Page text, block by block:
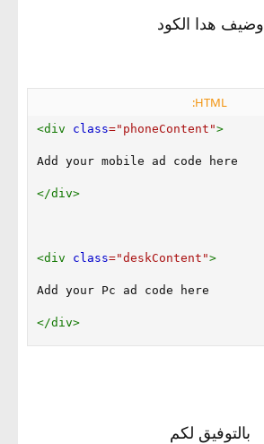
وضيف هدا الكود
HTML:
<div class=" phoneContent ">
Add your mobile ad code here
</div>
<div class="deskContent ">
Add your Pc ad code here
</div>
بالتوفيق لكم